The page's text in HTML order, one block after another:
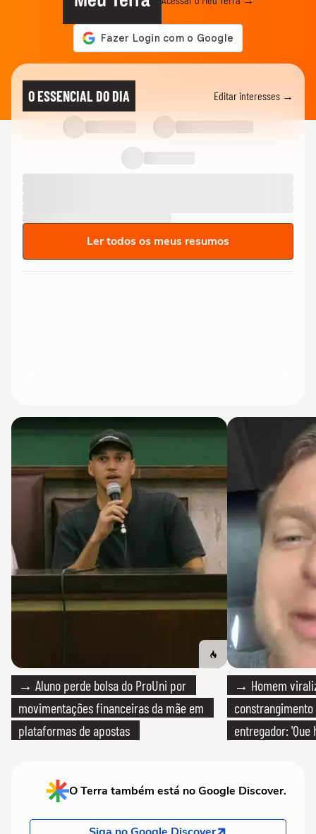
O ESSENCIAL DO DIA Editar interesses →
Ler todos os meus resumos
→ Aluno perde bolsa do ProUni por
movimentações financeiras da mãe em
plataformas de apostas
→ Homem
entregador: 'Que
O Terra também está no Google Discover.